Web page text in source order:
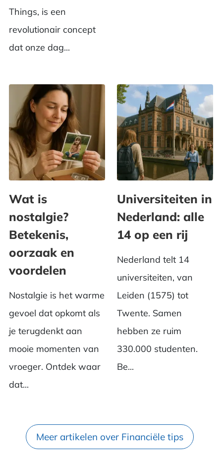
Things, is een
revolutionair concept
dat onze dag...
Wat is
nostalgie?
Betekenis,
oorzaak en
voordelen
Nostalgie is het warme
gevoel dat opkomt als
je terugdenkt aan
mooie momenten van
vroeger. Ontdek waar
dat...
Universiteiten in
Nederland: alle
14 op een rij
Nederland telt 14
universiteiten, van
Leiden (1575) tot
Twente. Samen
hebben ze ruim
330.000 studenten.
Be...
Meer artikelen over Financiële tips